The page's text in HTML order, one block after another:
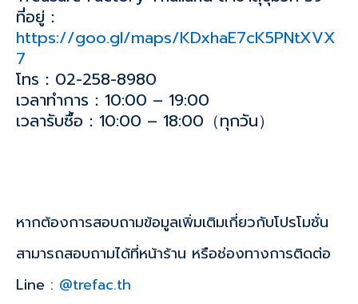
ที่อยู่：
https://goo.gl/maps/KDxhaE7cK5PNtXVX
7
โทร：02-258-8980
เวลาทำการ：10:00 – 19:00
เวลารับซื้อ：10:00 – 18:00（ทุกวัน）
หากต้องการสอบถามข้อมูลเพิ่มเติมเกี่ยวกับโปรโมชั่น
สามารถสอบถามได้ที่หน้าร้าน หรือช่องทางการติดต่อ
Line : @trefac.th